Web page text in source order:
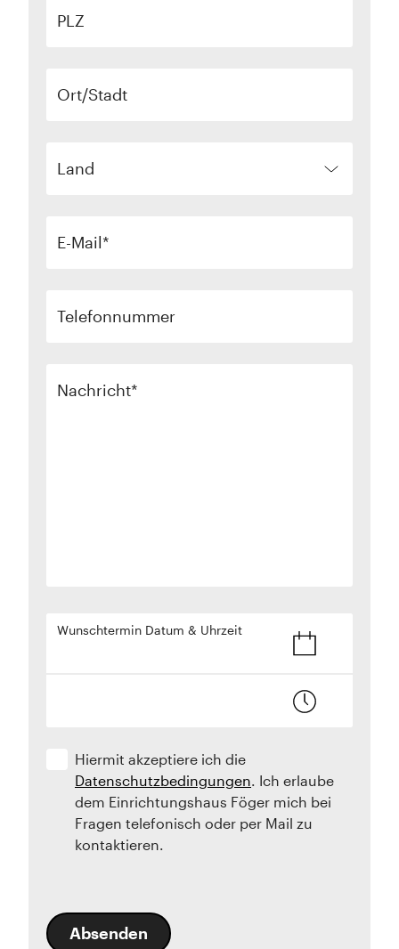
PLZ
Ort/Stadt
Land
E-Mail
Telefonnummer
Nachricht
Wunschtermin Datum & Uhrzeit
Hiermit akzeptiere ich die
Datenschutzbedingungen. Ich erlaube
dem Einrichtungshaus Föger mich bei
Fragen telefonisch oder per Mail zu
kontaktieren.
Absenden